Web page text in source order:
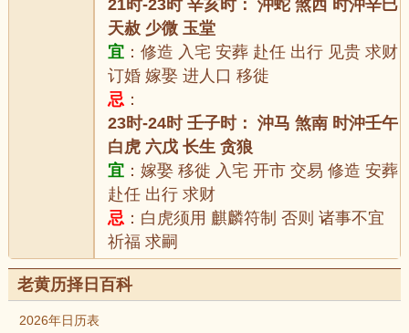
21时-23时 辛亥时： 沖蛇 煞西 时沖辛巳
天赦 少微 玉堂
宜 ：修造 入宅 安葬 赴任 出行 见贵 求财
订婚 嫁娶 进人口 移徙
忌 ：
23时-24时 壬子时： 沖马 煞南 时沖壬午
白虎 六戊 长生 贪狼
宜 ：嫁娶 移徙 入宅 开市 交易 修造 安葬
赴任 出行 求财
忌 ：白虎须用 麒麟符制 否则 诸事不宜
祈福 求嗣
老黄历择日百科
2026年日历表